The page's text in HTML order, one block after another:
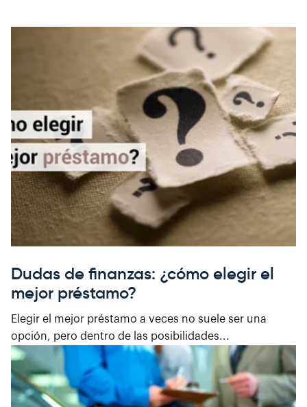
Dudas de finanzas: ¿cómo elegir el
mejor préstamo?
Elegir el mejor préstamo a veces no suele ser una
opción, pero dentro de las posibilidades...